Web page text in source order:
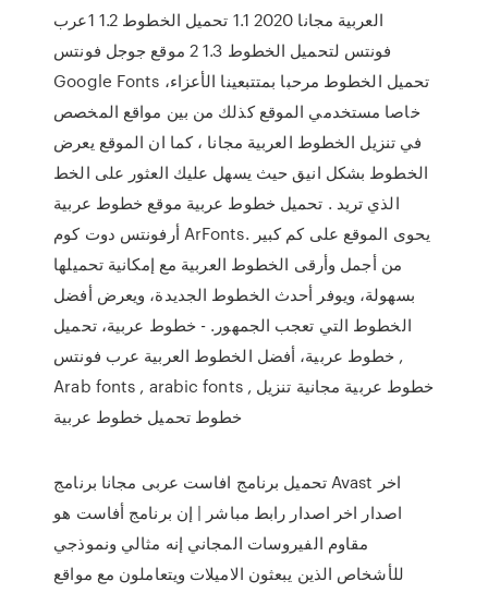
العربية مجانا 2020 1.1 تحميل الخطوط 1.2 1عرب
فونتس لتحميل الخطوط 1.3 2 موقع جوجل فونتس
Google Fonts تحميل الخطوط مرحبا بمتتبعينا الأعزاء،
خاصا مستخدمي الموقع كذلك من بين مواقع المخصص
في تنزيل الخطوط العربية مجانا ، كما ان الموقع يعرض
الخطوط بشكل انيق حيث يسهل عليك العثور على الخط
الذي تريد . تحميل خطوط عربية موقع خطوط عربية
أرفونتس دوت كوم ArFonts. يحوى الموقع على كم كبير
من أجمل وأرقى الخطوط العربية مع إمكانية تحميلها
بسهولة، ويوفر أحدث الخطوط الجديدة، ويعرض أفضل
الخطوط التي تعجب الجمهور. - خطوط عربية، تحميل
خطوط عربية، أفضل الخطوط العربية عرب فونتس ,
Arab fonts , arabic fonts , خطوط عربية مجانية تنزيل
خطوط تحميل خطوط عربية
تحميل برنامج افاست عربى مجانا برنامج Avast اخر
اصدار اخر اصدار رابط مباشر | إن برنامج أفاست هو
مقاوم الفيروسات المجاني إنه مثالي ونموذجي
للأشخاص الذين يبعثون الاميلات ويتعاملون مع مواقع